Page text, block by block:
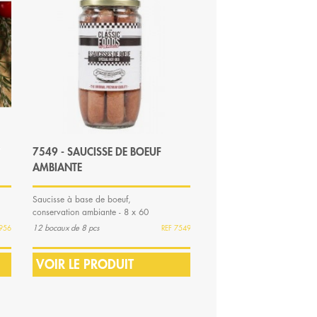
7549 - SAUCISSE DE BOEUF
AMBIANTE
Saucisse à base de boeuf,
conservation ambiante - 8 x 60
g - 16 cm
12 bocaux de 8 pcs 7549
VOIR LE PRODUIT